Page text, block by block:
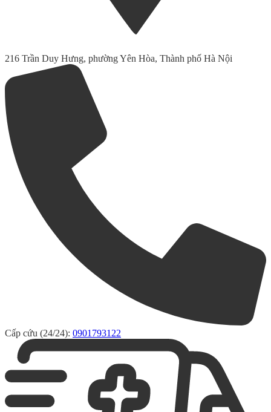
216 Trần Duy Hưng, phường Yên Hòa, Thành phố Hà Nội
Cấp cứu (24/24): 0901793122